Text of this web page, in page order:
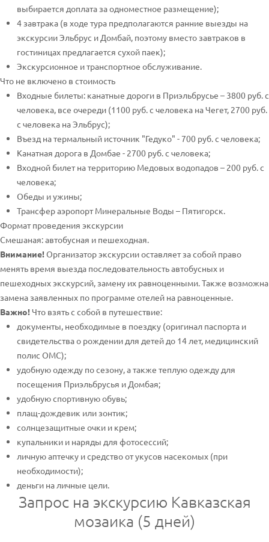
выбирается доплата за одноместное размещение);
4 завтрака (в ходе тура предполагаются ранние выезды на
экскурсии Эльбрус и Домбай, поэтому вместо завтраков в
гостиницах предлагается сухой паек);
Экскурсионное и транспортное обслуживание.
Что не включено в стоимость
Входные билеты: канатные дороги в Приэльбрусье – 3800 руб. с
человека, все очереди (1100 руб. с человека на Чегет, 2700 руб.
с человека на Эльбрус);
Въезд на термальный источник "Гедуко" - 700 руб. с человека;
Канатная дорога в Домбае - 2700 руб. с человека;
Входной билет на территорию Медовых водопадов – 200 руб. с
человека;
Обеды и ужины;
Трансфер аэропорт Минеральные Воды – Пятигорск.
Формат проведения экскурсии
Смешаная: автобусная и пешеходная.
Внимание!Организатор экскурсии оставляет за собой право
менять время выезда последовательность автобусных и
пешеходных экскурсий, замену их равноценными. Также возможна
замена заявленных по программе отелей на равноценные.
Важно!Что взять с собой в путешествие:
документы, необходимые в поездку (оригинал паспорта и
свидетельства о рождении для детей до 14 лет, медицинский
полис ОМС);
удобную одежду по сезону, а также теплую одежду для
посещения Приэльбрусья и Домбая;
удобную спортивную обувь;
плащ-дождевик или зонтик;
солнцезащитные очки и крем;
купальники и наряды для фотосессий;
личную аптечку и средство от укусов насекомых (при
необходимости);
деньги на личные цели.
Запрос на экскурсию Кавказская
мозаика (5 дней)